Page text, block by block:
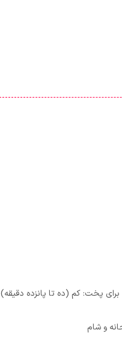
پخت: کم (ده تا پانزده دقیقه)
و شام